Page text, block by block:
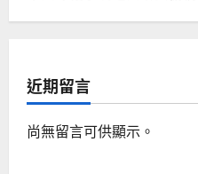
近期留言
尚無留言可供顯示。